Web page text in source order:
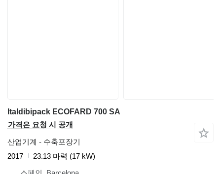
Italdibipack ECOFARD 700 SA
가격은 요청 시 공개
산업기계 - 수축포장기
2017
23.13 마력 (17 kW)